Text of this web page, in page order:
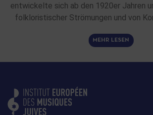
entwickelte sich ab den 1920er Jahren
folkloristischer Strömungen und von
MEHR LESEN